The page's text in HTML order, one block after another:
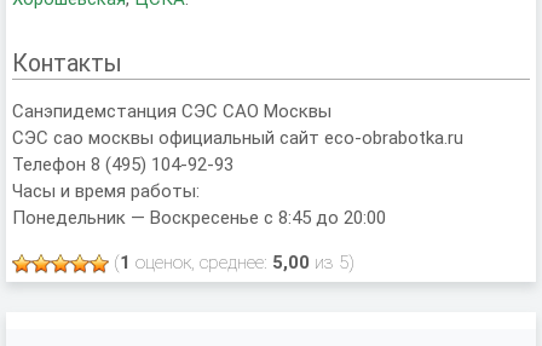
Контакты
Санэпидемстанция СЭС САО Москвы
СЭС сао москвы официальный сайт eco-obrabotka.ru
Телефон 8 (495) 104-92-93
Часы и время работы:
Понедельник — Воскресенье с 8:45 до 20:00
(1 оценок, среднее: 5,00 из 5)